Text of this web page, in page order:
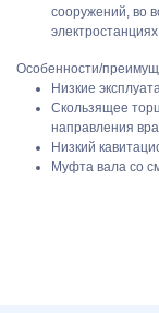
сооружений, во
Особенности/
Низкие
Скользящее
направления
Низкий
Муфта вала со